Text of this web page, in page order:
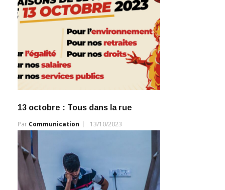
13 octobre : Tous dans la rue
Par Communication 13/10/2023